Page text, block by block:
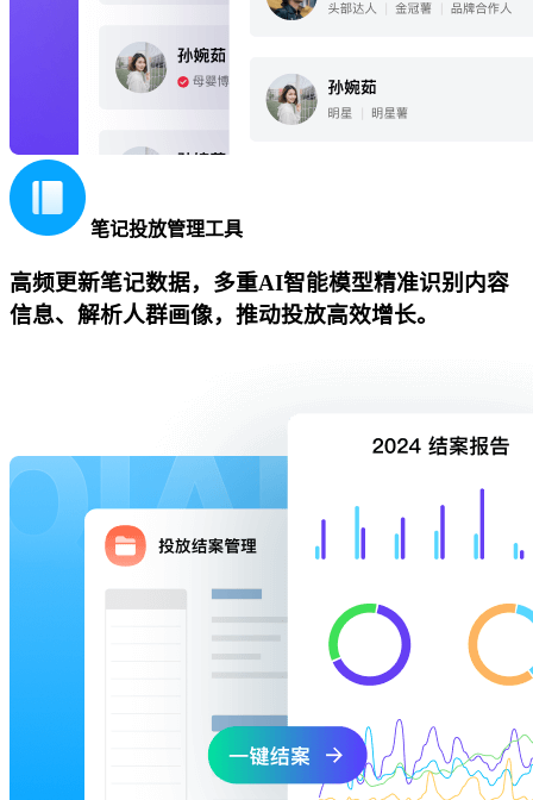
笔记投放管理工具
高频更新笔记数据，多重AI智能模型精准识别内容
信息、解析人群画像，推动投放高效增长。